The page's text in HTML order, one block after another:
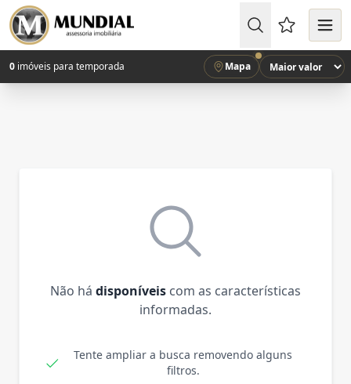
Favoritos
0 imóveis para temporada Mapa
Não há disponíveis com as características
informadas.
Tente ampliar a busca removendo alguns
filtros.